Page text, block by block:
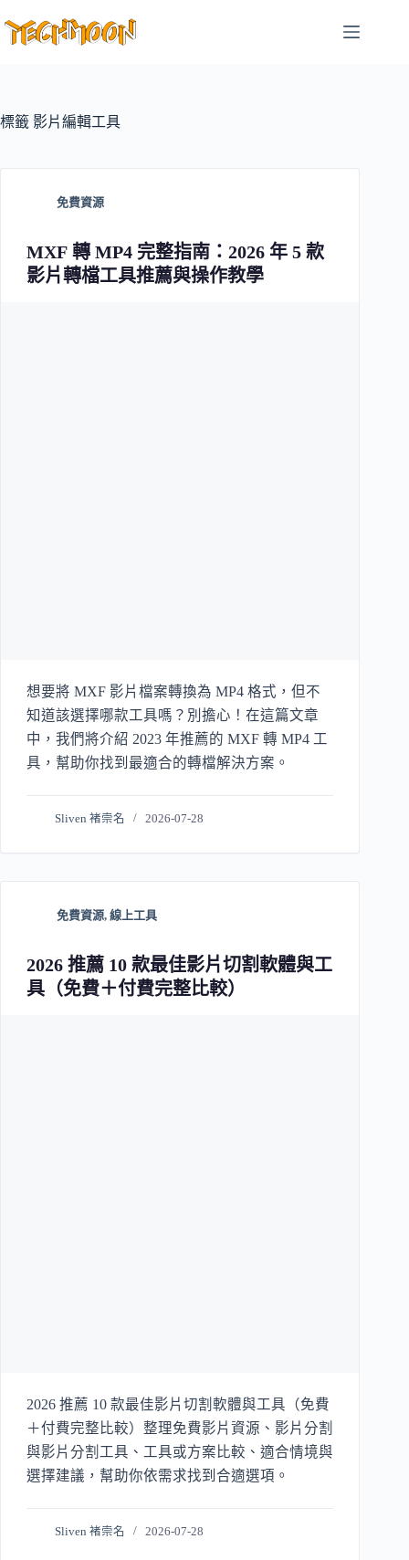
至
容
標籤 影片編輯工具
免費資源
MXF 轉 MP4 完整指南：2026 年 5 款
影片轉檔工具推薦與操作教學
想要將 MXF 影片檔案轉換為 MP4 格式，但不
知道該選擇哪款工具嗎？別擔心！在這篇文章
中，我們將介紹 2023 年推薦的 MXF 轉 MP4 工
具，幫助你找到最適合的轉檔解決方案。
Sliven 褚崇名 2026-07-28
免費資源, 線上工具
2026 推薦 10 款最佳影片切割軟體與工
具（免費＋付費完整比較）
2026 推薦 10 款最佳影片切割軟體與工具（免費
＋付費完整比較）整理免費影片資源、影片分割
與影片分割工具、工具或方案比較、適合情境與
選擇建議，幫助你依需求找到合適選項。
Sliven 褚崇名 2026-07-28